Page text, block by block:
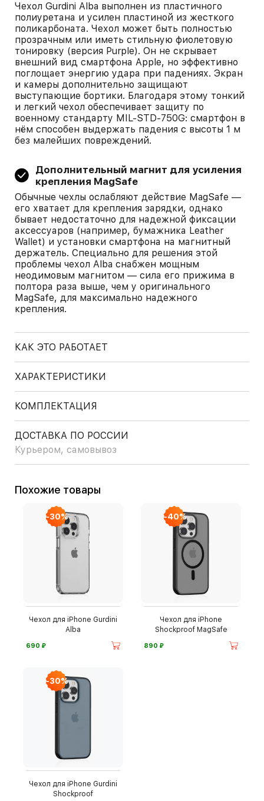
Чехол Gurdini Alba выполнен из пластичного
полиуретана и усилен пластиной из жесткого
поликарбоната. Чехол может быть полностью
прозрачным или иметь стильную фиолетовую
тонировку (версия Purple). Он не скрывает
внешний вид смартфона Apple, но эффективно
поглощает энергию удара при падениях. Экран
и камеры дополнительно защищают
выступающие бортики. Благодаря этому тонкий
и легкий чехол обеспечивает защиту по
военному стандарту MIL-STD-750G: смартфон в
нём способен выдержать падения с высоты 1 м
без малейших повреждений.
Дополнительный магнит для усиления
крепления MagSafe
Обычные чехлы ослабляют действие MagSafe —
его хватает для крепления зарядки, однако
бывает недостаточно для надежной фиксации
аксессуаров (например, бумажника Leather
Wallet) и установки смартфона на магнитный
держатель. Специально для решения этой
проблемы чехол Alba снабжен мощным
неодимовым магнитом — сила его прижима в
полтора раза выше, чем у оригинального
MagSafe, для максимально надежного
крепления.
КАК ЭТО РАБОТАЕТ
ХАРАКТЕРИСТИКИ
КОМПЛЕКТАЦИЯ
ДОСТАВКА ПО РОССИИ
Курьером, самовывоз
Похожие товары
-30%
Чехол для iPhone Gurdini
Alba
690 ⃏
-40%
Чехол для iPhone
Shockproof MagSafe
890 ⃏
-30%
Чехол для iPhone Gurdini
Shockproof